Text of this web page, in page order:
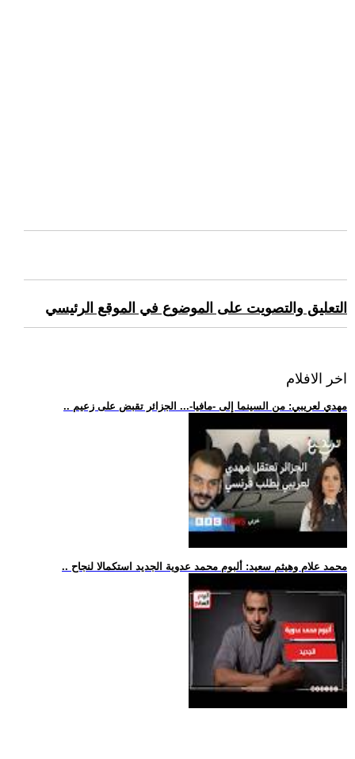
التعليق والتصويت على الموضوع في الموقع الرئيسي
اخر الافلام
.. مهدي لعريبي: من السينما إلى -مافيا-... الجزائر تقبض على زعيم
.. محمد علام وهيثم سعيد: ألبوم محمد عدوية الجديد استكمالا لنجاح